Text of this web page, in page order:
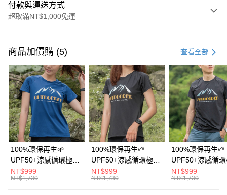
付款與運送方式
超取滿NT$1,000免運
信用卡一次付款
信用卡分期付款
3 期 0 利率 每期NT$610 21家銀行
合作金庫商業銀行
第一商業銀行
華南商業銀行
彰化商業銀行
上海商業儲蓄銀行
台北富邦商業銀行
國泰世華商業銀行
兆豐國際商業銀行
臺灣中小企業銀行
台中商業銀行
匯豐（台灣）商業銀行
華泰商業銀行
聯邦商業銀行
遠東國際商業銀行
元大商業銀行
6 期 0 利率 每期NT$305 21家銀行
合作金庫商業銀行
第一商業銀行
華南商業銀行
彰化商業銀行
上海商業儲蓄銀行
台北富邦商業銀行
國泰世華商業銀行
兆豐國際商業銀行
臺灣中小企業銀行
台中商業銀行
匯豐（台灣）商業銀行
聯邦商業銀行
12 期 0 利率 每期NT$152 21家銀行
合作金庫商業銀行
第一商業銀行
華南商業銀行
彰化商業銀行
上海商業儲蓄銀行
台北富邦商業銀行
國泰世華商業銀行
兆豐國際商業銀行
臺灣中小企業銀行
24 期 0 利率 每期NT$76 20家銀行
合作金庫商業銀行
第一商業銀行
華南商業銀行
彰化商業銀行
上海商業儲蓄銀行
兆豐國際商業銀行
超商取貨付款
LINE Pay
商品加價購 (5) 查看全部
100%環保再生🌱
UPF50+涼感循環極風
衣【山岳線條款】
NT$999
NT$1,730
100%環保再生🌱
UPF50+涼感循環極風
衣【山岳線條款】
NT$999
NT$1,730
100%環保再生🌱
UPF50+涼感循
衣【山岳線條款
NT$999
NT$1,730